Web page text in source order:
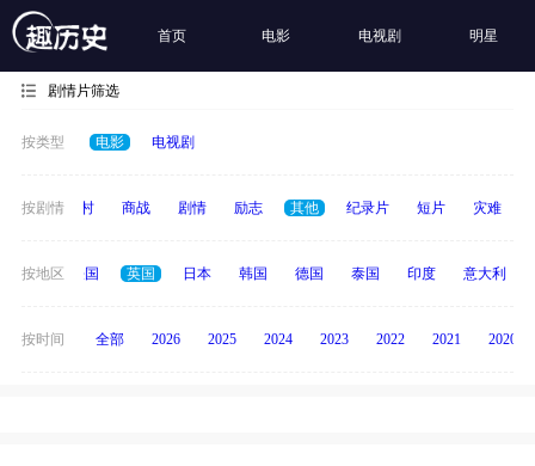
首页 电影 电视剧 明星
剧情片筛选
按类型 电影 电视剧
按剧情
历史 乡村 商战 剧情 励志 其他 纪录片 短片 灾难
按地区
美国 法国 英国 日本 韩国 德国 泰国 印度 意大利
按时间 全部 2026 2025 2024 2023 2022 2021 2020